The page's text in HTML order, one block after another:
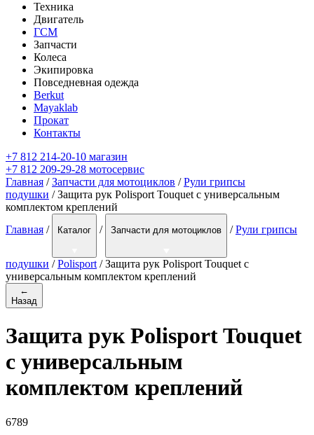
Техника
Двигатель
ГСМ
Запчасти
Колеса
Экипировка
Повседневная одежда
Berkut
Mayaklab
Прокат
Контакты
+7 812 214-20-10 магазин
+7 812 209-29-28 мотосервис
Главная /Запчасти для мотоциклов /Рули грипсы
подушки / Защита рук Polisport Touquet с универсальным
комплектом креплений
Главная / Каталог / Запчасти для мотоциклов / Рули грипсы
подушки / Polisport / Защита рук Polisport Touquet с
универсальным комплектом креплений
←
Назад
Защита рук Polisport Touquet
с универсальным
комплектом креплений
6789